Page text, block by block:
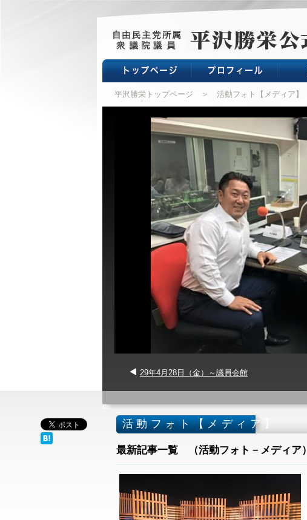
平沢勝栄トップページ ＞ 活動フォト【メディア】
29年4月28日（金）～議員会館
活動フォト【メディア】
最新記事一覧 （活動フォト－メディア）